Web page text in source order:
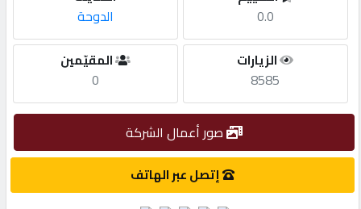
اشتراك
الاحصائيات
الأقسام
الدوحة 0.0
المقيّمين
0
الزيارات
8585
صور أعمال الشركة
إتصل عبر الهاتف